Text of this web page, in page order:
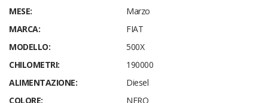
MESE:
Marzo
MARCA:
FIAT
MODELLO:
500X
CHILOMETRI:
190000
ALIMENTAZIONE:
Diesel
COLORE:
NERO